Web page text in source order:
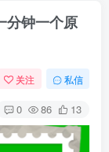
分钟一个原
关注 私信
0 86 13